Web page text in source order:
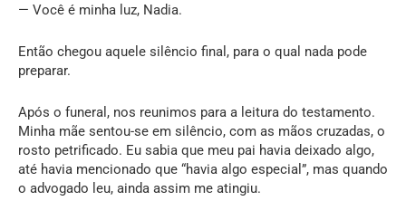
— Você é minha luz, Nadia.
Então chegou aquele silêncio final, para o qual nada pode
preparar.
Após o funeral, nos reunimos para a leitura do testamento.
Minha mãe sentou-se em silêncio, com as mãos cruzadas, o
rosto petrificado. Eu sabia que meu pai havia deixado algo,
até havia mencionado que “havia algo especial”, mas quando
o advogado leu, ainda assim me atingiu.